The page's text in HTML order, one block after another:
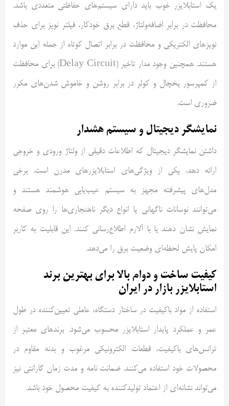
یک استابلایزر خوب باید دارای سیستم‌های حفاظتی متعددی باشد.
محافظت در برابر اضافه‌ولتاژ، قطع برق خودکار، فیلتر نویز برای حذف
نویزهای الکتریکی و محافظت در برابر اتصال کوتاه از جمله این موارد
هستند. همچنین وجود مدار تاخیر (Delay Circuit) برای محافظت
از کمپرسور یخچال و کولر در برابر روشن و خاموش شدن‌های مکرر
ضروری است.
نمایشگر دیجیتال و سیستم هشدار
داشتن نمایشگر دیجیتال که اطلاعات دقیقی از ولتاژ ورودی و خروجی
ارائه دهد، یکی از ویژگی‌های استابلایزرهای مدرن است. برخی
مدل‌های پیشرفته مجهز به سیستم عیب‌یابی هوشمند هستند و
می‌توانند نوسانات ناگهانی یا انواع دیگر ناهنجاری‌ها را روی صفحه
نمایش نشان دهند یا با آلارم اطلاع‌رسانی کنند. این قابلیت به کاربر
امکان پایش لحظه‌ای وضعیت برق را می‌دهد.
کیفیت ساخت و دوام بالا برای بهترین برند
استابلایزر بازار در ایران
استفاده از مواد باکیفیت در ساختار دستگاه، عاملی تعیین‌کننده در طول
عمر و عملکرد پایدار استابلایزر محسوب می‌شود. برندهای معتبر از
ترانس‌های باکیفیت، قطعات الکترونیکی مرغوب و بدنه مقاوم در
محصولات خود استفاده می‌کنند. ضمانت نامه و مدت زمان گارانتی نیز
می‌تواند نشانه‌ای از اعتماد تولیدکننده به کیفیت محصول خود باشد.